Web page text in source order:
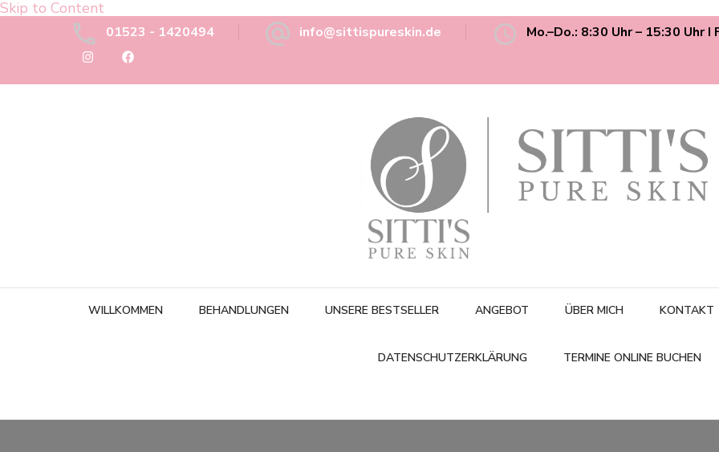
Skip to Content
01523 - 1420494 info@sittispureskin.de Mo.–Do.: 8:30 Uhr – 15:30 Uhr
Sitti's Purse Skin
Erleben Sie individuelle Hautpflege bei Sitti's Pure Skin,
WILLKOMMEN BEHANDLUNGEN UNSERE BESTSELLER ANGEBOT ÜBER MICH KONTAKT
DATENSCHUTZERKLÄRUNG TERMINE ONLINE BUCHEN